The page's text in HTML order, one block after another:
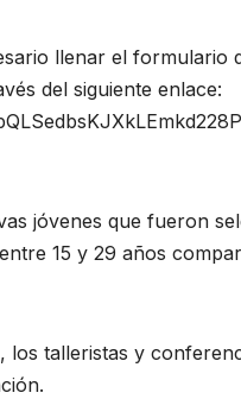
llenar el formulario
del siguiente enlace:
jóvenes que fueron
15 y 29 años
los talleristas y